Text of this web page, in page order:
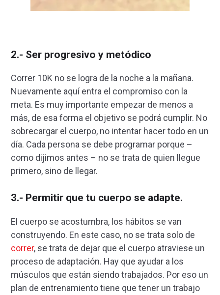
2.- Ser progresivo y metódico
Correr 10K no se logra de la noche a la mañana.
Nuevamente aquí entra el compromiso con la
meta. Es muy importante empezar de menos a
más, de esa forma el objetivo se podrá cumplir. No
sobrecargar el cuerpo, no intentar hacer todo en un
día. Cada persona se debe programar porque –
como dijimos antes – no se trata de quien llegue
primero, sino de llegar.
3.- Permitir que tu cuerpo se adapte.
El cuerpo se acostumbra, los hábitos se van
construyendo. En este caso, no se trata solo de
correr, se trata de dejar que el cuerpo atraviese un
proceso de adaptación. Hay que ayudar a los
músculos que están siendo trabajados. Por eso un
plan de entrenamiento tiene que tener un trabajo